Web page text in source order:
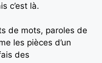
c’est là.
de mots, paroles de
les pièces d’un
des